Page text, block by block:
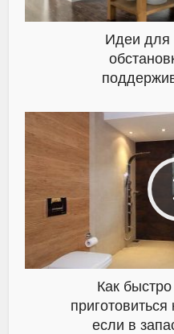
Идеи для
Как
приготовиться
если в